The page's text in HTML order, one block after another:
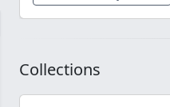
Collections